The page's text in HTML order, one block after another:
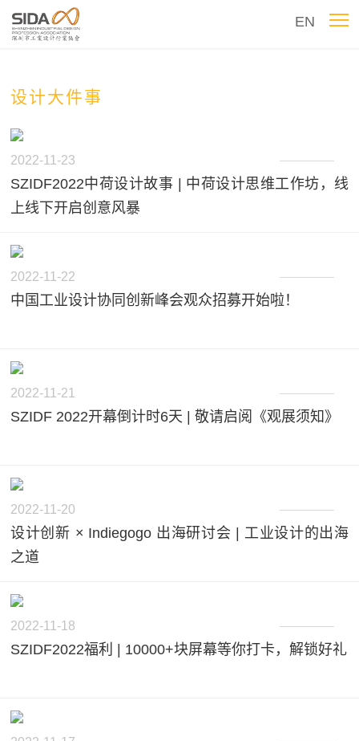
EN
设计大件事
2022-11-23
SZIDF2022中荷设计故事 | 中荷设计思维工作坊，线
上线下开启创意风暴
2022-11-22
中国工业设计协同创新峰会观众招募开始啦！
2022-11-21
SZIDF 2022开幕倒计时6天 | 敬请启阅《观展须知》
2022-11-20
设计创新 × Indiegogo 出海研讨会 | 工业设计的出海
之道
2022-11-18
SZIDF2022福利 | 10000+块屏幕等你打卡，解锁好礼